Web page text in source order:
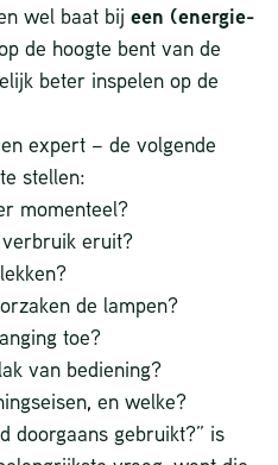
wel baat bij een (energie-
de hoogte bent van de
beter inspelen op de
expert – de volgende
stellen:
momenteel?
eruit?
de lampen?
toe?
van bediening?
en welke?
doorgaans gebruikt?” is